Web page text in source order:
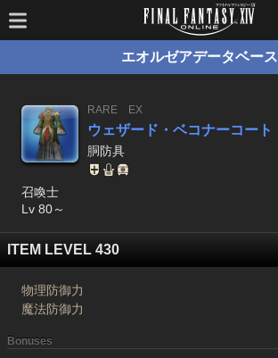
エオルゼアデータベース
RARE
EX
ウェザード・ベコナーコート
胴防具
召喚士
Lv 80～
ITEM LEVEL 430
物理防御力
魔法防御力
Bonuses